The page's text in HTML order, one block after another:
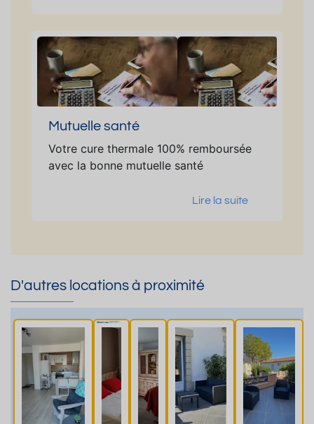
Mutuelle santé
Votre cure thermale 100% remboursée
avec la bonne mutuelle santé
Lire la suite
D'autres locations à proximité